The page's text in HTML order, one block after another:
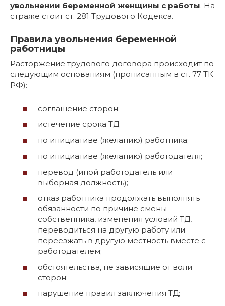
увольнении беременной женщины с работы. На
страже стоит ст. 281 Трудового Кодекса.
Правила увольнения беременной
работницы
Расторжение трудового договора происходит по
следующим основаниям (прописанным в ст. 77 ТК
РФ):
соглашение сторон;
истечение срока ТД;
по инициативе (желанию) работника;
по инициативе (желанию) работодателя;
перевод (иной работодатель или
выборная должность);
отказ работника продолжать выполнять
обязанности по причине смены
собственника, изменения условий ТД,
переводиться на другую работу или
переезжать в другую местность вместе с
работодателем;
обстоятельства, не зависящие от воли
сторон;
нарушение правил заключения ТД;